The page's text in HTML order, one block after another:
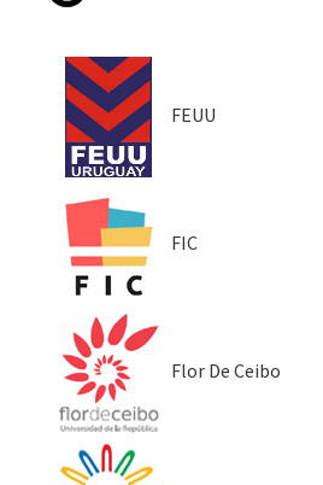
FEUU
FIC
Flor De Ceibo